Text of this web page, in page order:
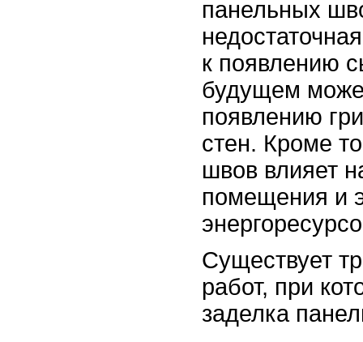
панельных
к появлению
будущем
появлению
стен. Кроме
швов влияет
помещения и
Существует
работ, при
заделка